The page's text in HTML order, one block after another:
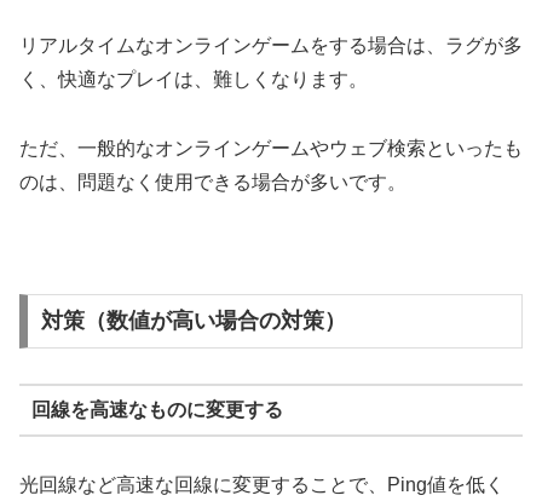
リアルタイムなオンラインゲームをする場合は、ラグが多
く、快適なプレイは、難しくなります。
ただ、一般的なオンラインゲームやウェブ検索といったも
のは、問題なく使用できる場合が多いです。
対策（数値が高い場合の対策）
回線を高速なものに変更する
光回線など高速な回線に変更することで、Ping値を低く